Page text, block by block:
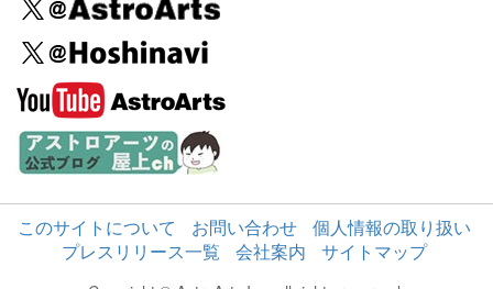
このサイトについて お問い合わせ
個人情報の取り扱い
プレスリリース一覧
会社案内 サイトマップ